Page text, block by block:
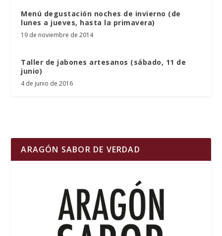
Menú degustación noches de invierno (de
lunes a jueves, hasta la primavera)
19 de noviembre de 2014
Taller de jabones artesanos (sábado, 11 de
junio)
4 de junio de 2016
ARAGÓN SABOR DE VERDAD